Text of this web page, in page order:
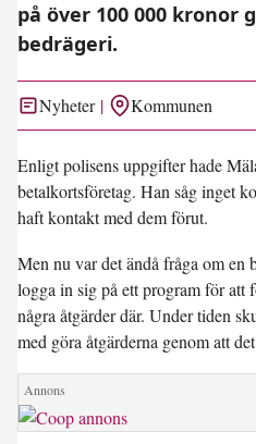
på över 100 000
bedrägeri.
Nyheter Kommunen
Enligt polisens uppgifter hade
betalkortsföretag. Han såg inget
haft kontakt med dem förut.
Men nu var det ändå fråga om en
logga in sig på ett program för att
några åtgärder där. Under tiden
med göra åtgärderna genom att